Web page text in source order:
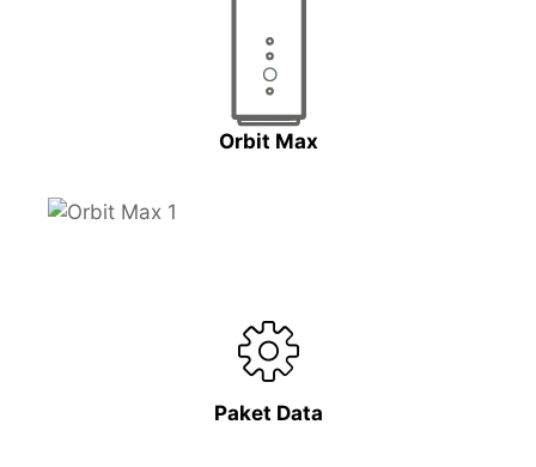
Orbit Max
Paket Data